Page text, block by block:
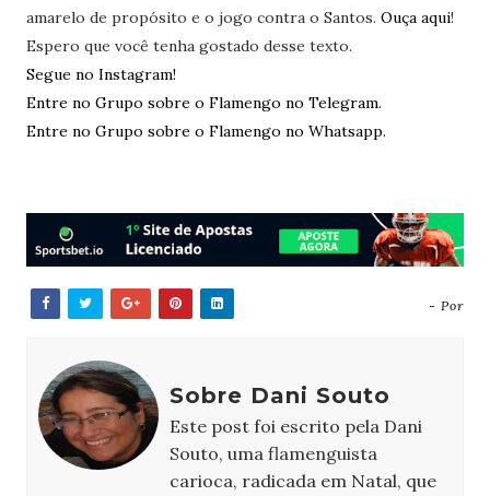
amarelo de propósito e o jogo contra o Santos. Ouça aqui!
Espero que você tenha gostado desse texto.
Segue no Instagram!
Entre no Grupo sobre o Flamengo no Telegram.
Entre no Grupo sobre o Flamengo no Whatsapp.
- Por
Sobre Dani Souto
Este post foi escrito pela Dani
Souto, uma flamenguista
carioca, radicada em Natal, que